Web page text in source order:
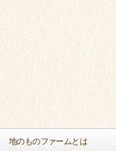
地のものファームとは